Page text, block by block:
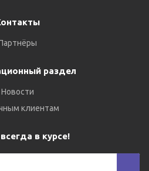
раздел
Новости
клиентам
в курсе!